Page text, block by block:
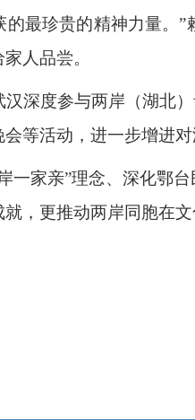
最珍贵的精神力量。
人品尝。
深度参与两岸（湖北
等活动，进一步增进
一家亲”理念、深化鄂
，更推动两岸同胞在